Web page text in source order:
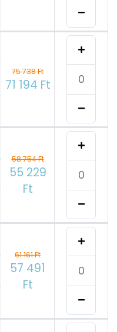
75 738 Ft
71 194 Ft
58 754 Ft
55 229
Ft
61 161 Ft
57 491
Ft